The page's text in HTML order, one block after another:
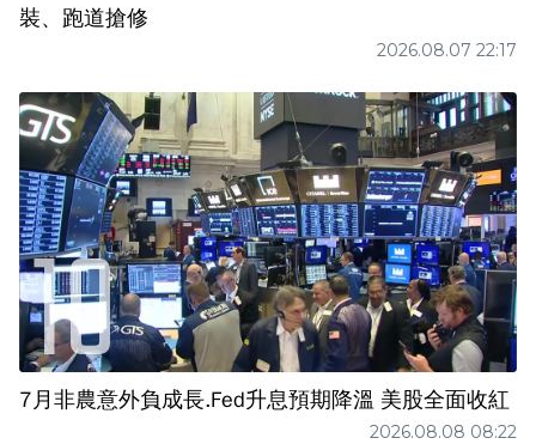
裝、跑道搶修
2026.08.07 22:17
7月非農意外負成長.Fed升息預期降溫 美股全面收紅
2026.08.08 08:22